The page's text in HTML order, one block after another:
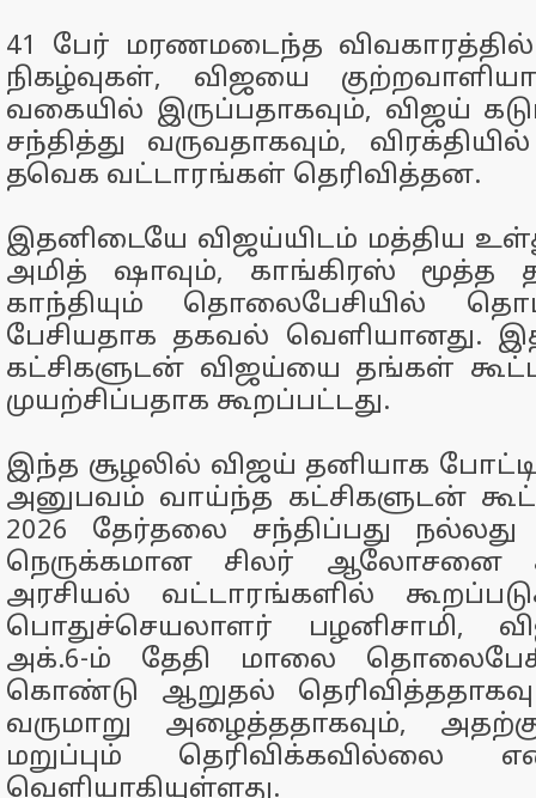
41 பேர் மரணமடைந்த
நிகழ்வுகள், விஜயை
வகையில் இருப்பதாகவும், விஜய்
சந்தித்து வருவதாகவும்,
தவெக வட்டாரங்கள் தெரிவித்தன.
இதனிடையே விஜய்யிடம் மத்திய
அமித் ஷாவும், காங்கிரஸ் மூத்த
காந்தியும் தொலைபேசியில்
பேசியதாக தகவல் வெளியானது.
கட்சிகளுடன் விஜய்யை தங்கள்
முயற்சிப்பதாக கூறப்பட்டது.
இந்த சூழலில் விஜய் தனியாக
அனுபவம் வாய்ந்த கட்சிகளுடன்
2026 தேர்தலை சந்திப்பது
நெருக்கமான சிலர் ஆலோசனை
அரசியல் வட்டாரங்களில்
பொதுச்செயலாளர் பழனிசாமி,
அக்.6-ம் தேதி மாலை
கொண்டு ஆறுதல்
வருமாறு அழைத்ததாகவும்,
மறுப்பும் தெரிவிக்கவில்லை
வெளியாகியுள்ளது.